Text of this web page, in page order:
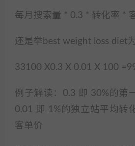
每月搜索量 * 0.3 * 转化率 *
还是举best weight loss diet
33100 X0.3 X 0.01 X 100
例子解读：0.3 即 30%的第
0.01 即 1%的独立站平均转
客单价